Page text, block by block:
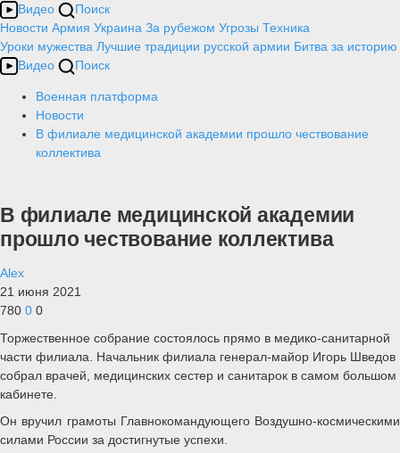
Видео
Поиск
Новости Армия Украина За рубежом Угрозы Техника
Уроки мужества Лучшие традиции русской армии Битва за историю
Видео
Поиск
Военная платформа
Новости
В филиале медицинской академии прошло чествование
коллектива
В филиале медицинской академии
прошло чествование коллектива
Alex
21 июня 2021
780 0 0
Торжественное собрание состоялось прямо в медико-санитарной
части филиала. Начальник филиала генерал-майор Игорь Шведов
собрал врачей, медицинских сестер и санитарок в самом большом
кабинете.
Он вручил грамоты Главнокомандующего Воздушно-космическими
силами России за достигнутые успехи.